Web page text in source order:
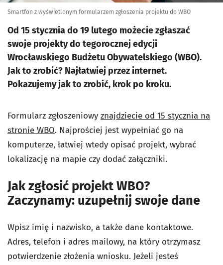
Smartfon z wyświetlonym formularzem zgłoszenia projektu do WBO
Od 15 stycznia do 19 lutego możecie zgłaszać
swoje projekty do tegorocznej edycji
Wrocławskiego Budżetu Obywatelskiego (WBO).
Jak to zrobić? Najłatwiej przez internet.
Pokazujemy jak to zrobić, krok po kroku.
Formularz zgłoszeniowy znajdziecie od 15 stycznia na
stronie WBO. Najprościej jest wypełniać go na
komputerze, łatwiej wtedy opisać projekt, wybrać
lokalizację na mapie czy dodać załączniki.
Jak zgłosić projekt WBO?
Zaczynamy: uzupełnij swoje dane
Wpisz imię i nazwisko, a także dane kontaktowe.
Adres, telefon i adres mailowy, na który otrzymasz
potwierdzenie złożenia wniosku. Jeżeli jesteś